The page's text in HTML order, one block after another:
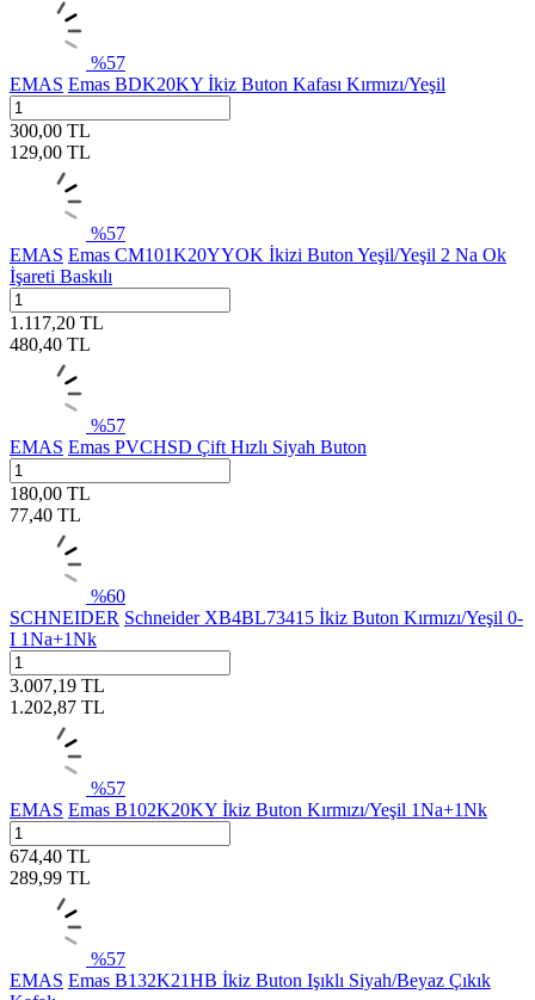
%57
EMAS Emas BDK20KY İkiz Buton Kafası Kırmızı/Yeşil
300,00 TL
129,00 TL
%57
EMAS Emas CM101K20YYOK İkizi Buton Yeşil/Yeşil 2 Na Ok
İşareti Baskılı
1.117,20 TL
480,40 TL
%57
EMAS Emas PVCHSD Çift Hızlı Siyah Buton
180,00 TL
77,40 TL
%60
SCHNEIDER Schneider XB4BL73415 İkiz Buton Kırmızı/Yeşil 0-
I 1Na+1Nk
3.007,19 TL
1.202,87 TL
%57
EMAS Emas B102K20KY İkiz Buton Kırmızı/Yeşil 1Na+1Nk
674,40 TL
289,99 TL
%57
EMAS Emas B132K21HB İkiz Buton Işıklı Siyah/Beyaz Çıkık